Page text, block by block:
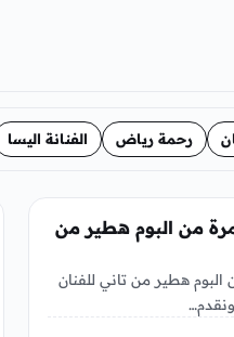
رحمة رياض الفنانة اليسا
من البوم هطير من
البوم هطير من تاني للفنان